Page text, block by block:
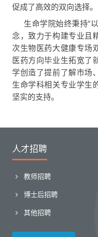
促成了高效的双向选择。
生命学院始终秉持“
念，致力于构建专业且
次生物医药大健康专场
医药方向毕业生拓宽了
学创造了提前了解市场
生命学科相关专业学生
坚实的支持。
人才招聘
教师招聘
博士后招聘
其他招聘